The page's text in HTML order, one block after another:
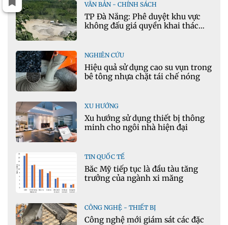
VĂN BẢN - CHÍNH SÁCH
TP Đà Nẵng: Phê duyệt khu vực
không đấu giá quyền khai thác
NGHIÊN CỨU
Hiệu quả sử dụng cao su vụn trong
bê tông nhựa chặt tái chế nóng
XU HƯỚNG
Xu hướng sử dụng thiết bị thông
minh cho ngôi nhà hiện đại
TIN QUỐC TẾ
Bắc Mỹ tiếp tục là đầu tàu tăng
trưởng của ngành xi măng
CÔNG NGHỆ - THIẾT BỊ
Công nghệ mới giám sát các đặc